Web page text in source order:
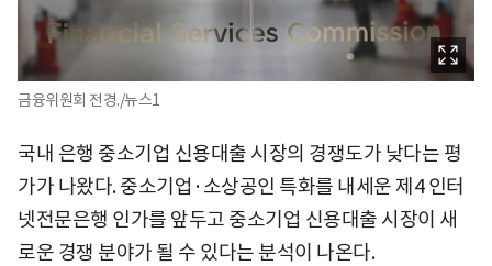
금융위원회 전경./뉴스1
국내 은행 중소기업 신용대출 시장의 경쟁도가 낮다는 평
가가 나왔다. 중소기업·소상공인 특화를 내세운 제4 인터
넷전문은행 인가를 앞두고 중소기업 신용대출 시장이 새
로운 경쟁 분야가 될 수 있다는 분석이 나온다.